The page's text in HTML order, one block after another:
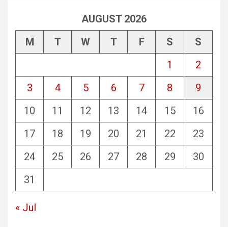
AUGUST 2026
M
T W T F S
S
1
2
3
4 5 6 7 8
9
10
11 12 13 14 15
16
17
18 19 20 21 22
23
24
25 26 27 28 29
30
31
« Jul